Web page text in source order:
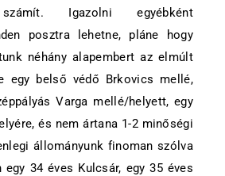
Igazolni egyébként
posztra lehetne, pláne hogy
néhány alapembert az elmúlt
egy belső védő Brkovics mellé,
Varga mellé/helyett, egy
és nem ártana 1-2 minőségi
állományunk finoman szólva
34 éves Kulcsár, egy 35 éves